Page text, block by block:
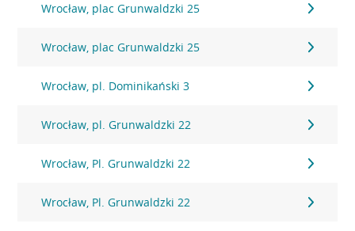
Wrocław, plac Grunwaldzki 25
Wrocław, plac Grunwaldzki 25
Wrocław, pl. Dominikański 3
Wrocław, pl. Grunwaldzki 22
Wrocław, Pl. Grunwaldzki 22
Wrocław, Pl. Grunwaldzki 22